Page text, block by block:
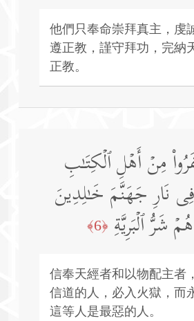
他們只奉命崇拜真主，虔
遵正教，謹守拜功，完納
正教。
مِنۡ أَهۡلِ ٱلۡكِتَـٰبِ
نَارِ جَهَنَّمَ خَـٰلِدِینَ
شَرُّ ٱلۡبَرِیَّةِ ﴿6﴾
信奉天經者和以物配主者
信道的人，必入火獄，而
這等人是最惡的人。